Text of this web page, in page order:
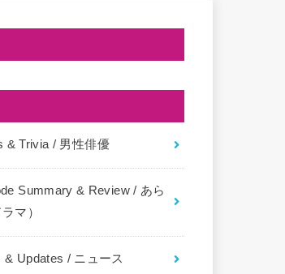
& Trivia / 男性俳優
Summary & Review / あら
マ）
Updates / ニュース